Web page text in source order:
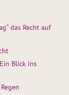
das Recht auf
Blick ins